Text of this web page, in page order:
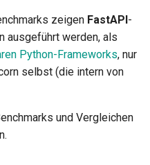
- 한국어
- português
- русский язык
- українська мова
- 简体中文
Pfad-Parameter und
Validierung von Zahlen
Query-Parameter-Modelle
Body – Mehrere Parameter
Benutzerdefinierte
– HTML, Stream, Datei,
andere
OpenAPI
FastAPI bei
deployen
Serverworker – Uvicorn mit
FastAPI in Containern –
Bedingte OpenAPI
OpenAPI erweitern
für Eingabe und Ausgabe
zeigen FastAPI-
ausgeführt werden, als
Python-Frameworks, nur
selbst (die intern von
und Vergleichen